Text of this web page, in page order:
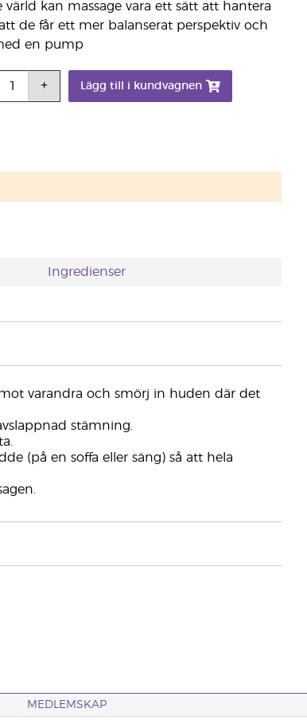
värld kan massage vara ett sätt att hantera
de får ett mer balanserat perspektiv och
en pump
Lägg till i kundvagnen
Ingredienser
varandra och smörj in huden där det
stämning.
(på en soffa eller säng) så att hela
MEDLEMSKAP